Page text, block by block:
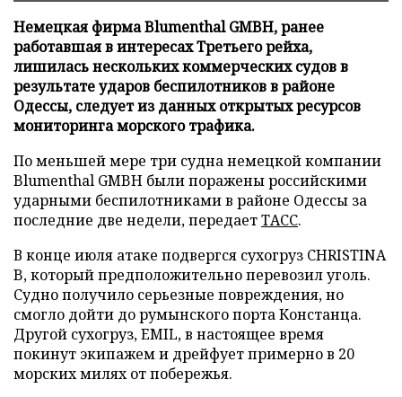
Немецкая фирма Blumenthal GMBH, ранее
работавшая в интересах Третьего рейха,
лишилась нескольких коммерческих судов в
результате ударов беспилотников в районе
Одессы, следует из данных открытых ресурсов
мониторинга морского трафика.
По меньшей мере три судна немецкой компании
Blumenthal GMBH были поражены российскими
ударными беспилотниками в районе Одессы за
последние две недели, передаетТАСС.
В конце июля атаке подвергся сухогруз CHRISTINA
B, который предположительно перевозил уголь.
Судно получило серьезные повреждения, но
смогло дойти до румынского порта Констанца.
Другой сухогруз, EMIL, в настоящее время
покинут экипажем и дрейфует примерно в 20
морских милях от побережья.